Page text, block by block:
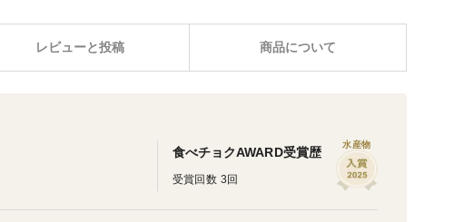
レビューと投稿 商品について
食べチョクAWARD受賞歴
受賞回数 3回
水産物